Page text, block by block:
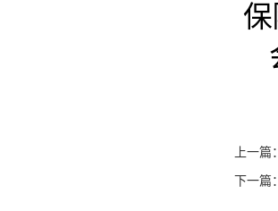
上一篇：
下一篇：